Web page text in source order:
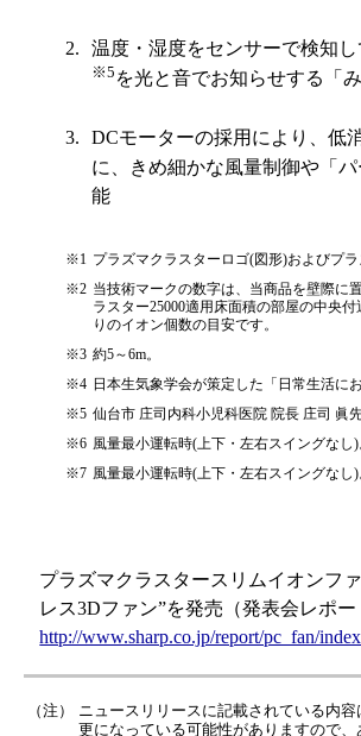
2. 温度・湿度をセンサーで検知
※5 を光と音でお知らせする「
3. DCモーターの採用により、低
に、きめ細かな風量制御や「
能
※1 プラズマクラスターロゴ(図形)およびプラ
※2 当技術マークの数字は、当商品を壁際に
ラスター25000適用床面積の部屋の中央
りのイオン個数の目安です。
※3 約5～6m。
※4 日本生気象学会が策定した「日常生活に
※5 仙台市 庄司内科小児科医院 院長 庄司 眞
※6 風量最小運転時(上下・左右スイングなし
※7 風量最小運転時(上下・左右スイングなし
プラズマクラスタースリムイオンフ
レス3Dファン”を発売（発表会レポー
http://www.sharp.co.jp/report/pc_fan/
（注）
ニュースリリースに記載されている内
更になっている可能性がありますので、